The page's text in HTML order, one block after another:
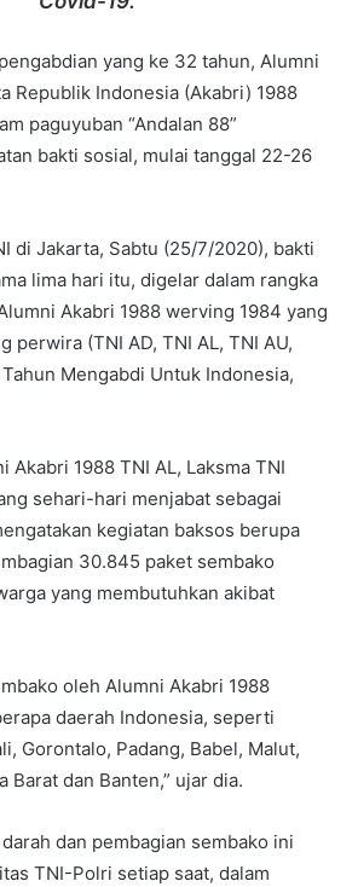
yang ke 32 tahun, Alumni
Republik Indonesia (Akabri) 1988
paguyuban “Andalan 88”
bakti sosial, mulai tanggal 22-26
di Jakarta, Sabtu (25/7/2020), bakti
lima hari itu, digelar dalam rangka
Akabri 1988 werving 1984 yang
perwira (TNI AD, TNI AL, TNI AU,
Mengabdi Untuk Indonesia,
Akabri 1988 TNI AL, Laksma TNI
sehari-hari menjabat sebagai
kegiatan baksos berupa
30.845 paket sembako
yang membutuhkan akibat
oleh Alumni Akabri 1988
daerah Indonesia, seperti
Gorontalo, Padang, Babel, Malut,
Barat dan Banten,” ujar dia.
dan pembagian sembako ini
TNI-Polri setiap saat, dalam